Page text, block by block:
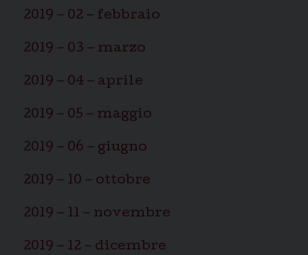
2019 – 02 – febbraio
2019 – 03 – marzo
2019 – 04 – aprile
2019 – 05 – maggio
2019 – 06 – giugno
2019 – 10 – ottobre
2019 – 11 – novembre
2019 – 12 – dicembre